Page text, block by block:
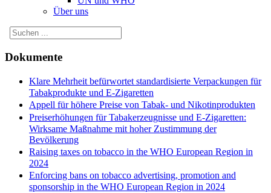
Über uns
Dokumente
Klare Mehrheit befürwortet standardisierte Verpackungen für
Tabakprodukte und E-Zigaretten
Appell für höhere Preise von Tabak- und Nikotinprodukten
Preiserhöhungen für Tabakerzeugnisse und E-Zigaretten:
Wirksame Maßnahme mit hoher Zustimmung der
Bevölkerung
Raising taxes on tobacco in the WHO European Region in
2024
Enforcing bans on tobacco advertising, promotion and
sponsorship in the WHO European Region in 2024